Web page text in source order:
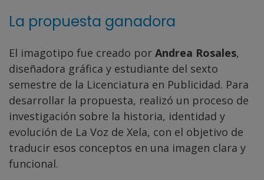
La propuesta ganadora
El imagotipo fue creado por Andrea Rosales,
diseñadora gráfica y estudiante del sexto
semestre de la Licenciatura en Publicidad. Para
desarrollar la propuesta, realizó un proceso de
investigación sobre la historia, identidad y
evolución de La Voz de Xela, con el objetivo de
traducir esos conceptos en una imagen clara y
funcional.